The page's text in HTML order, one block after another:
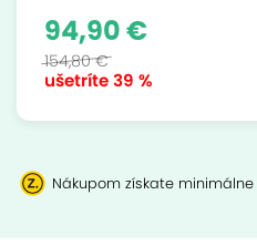
ušetríte39 %
94,90 €
154,80 €
Nákupom získate minimálne